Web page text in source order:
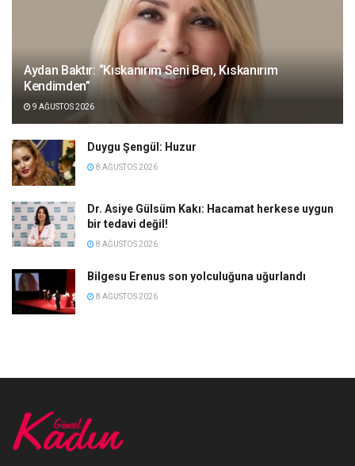
Aydan Baktır: “Kıskanırım Seni Ben, Kıskanırım
Kendimden”
9 AĞUSTOS 2026
Duygu Şengül: Huzur
8 AĞUSTOS 2026
Dr. Asiye Gülsüm Kakı: Hacamat herkese uygun
bir tedavi değil!
8 AĞUSTOS 2026
Bilgesu Erenus son yolculuğuna uğurlandı
8 AĞUSTOS 2026